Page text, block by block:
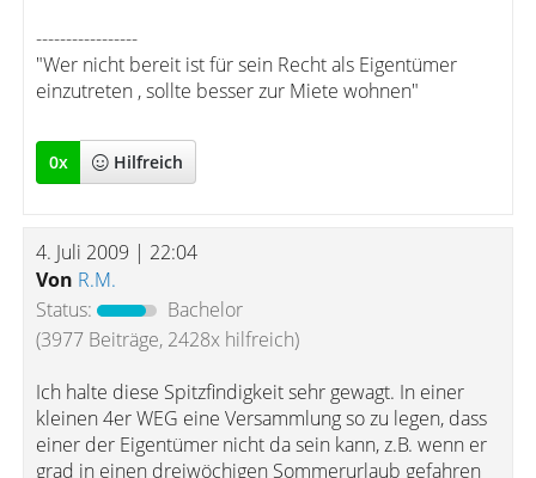
-----------------
"Wer nicht bereit ist für sein Recht als Eigentümer
einzutreten , sollte besser zur Miete wohnen"
0x Hilfreich
4. Juli 2009 | 22:04
Von R.M.
Status:
Bachelor
(3977 Beiträge, 2428x hilfreich)
Ich halte diese Spitzfindigkeit sehr gewagt. In einer
kleinen 4er WEG eine Versammlung so zu legen, dass
einer der Eigentümer nicht da sein kann, z.B. wenn er
grad in einen dreiwöchigen Sommerurlaub gefahren